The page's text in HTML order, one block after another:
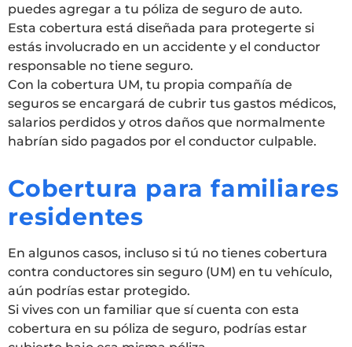
puedes agregar a tu póliza de seguro de auto.
Esta cobertura está diseñada para protegerte si
estás involucrado en un accidente y el conductor
responsable no tiene seguro.
Con la cobertura UM, tu propia compañía de
seguros se encargará de cubrir tus gastos médicos,
salarios perdidos y otros daños que normalmente
habrían sido pagados por el conductor culpable.
Cobertura para familiares
residentes
En algunos casos, incluso si tú no tienes cobertura
contra conductores sin seguro (UM) en tu vehículo,
aún podrías estar protegido.
Si vives con un familiar que sí cuenta con esta
cobertura en su póliza de seguro, podrías estar